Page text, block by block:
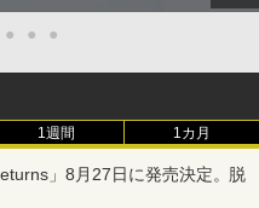
● ● ●
1週間 1カ月
」8月27日に発売決定。脱